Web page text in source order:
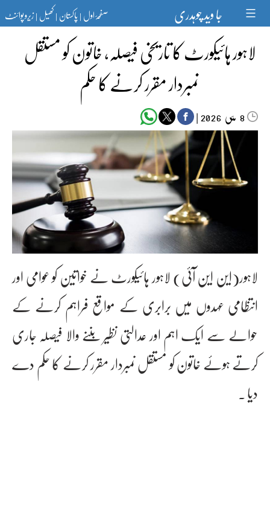
content جا وید چوہدری صفحۂ اول|پاکستان|کھیل|زیرو پوائنٹ
لاہور ہائیکورٹ کا تاریخی فیصلہ، خاتون کو مستقل
نمبردار مقرر کرنے کا حکم
8مئی‬‮ |
لاہور(این این آئی) لاہور ہائیکورٹ نے خواتین کو عوامی اور
انتظامی عہدوں میں برابری کے مواقع فراہم کرنے کے
حوالے سے ایک اہم اور عدالتی نظیر بننے والا فیصلہ جاری
کرتے ہوئے خاتون کو مستقل نمبردار مقرر کرنے کا حکم دے
دیا ۔